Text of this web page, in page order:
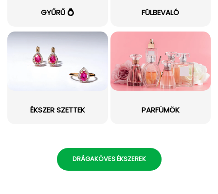
GYŰRŰ 💍 FÜLBEVALÓ
ÉKSZER SZETTEK PARFÜMÖK
DRÁGAKÖVES ÉKSZEREK